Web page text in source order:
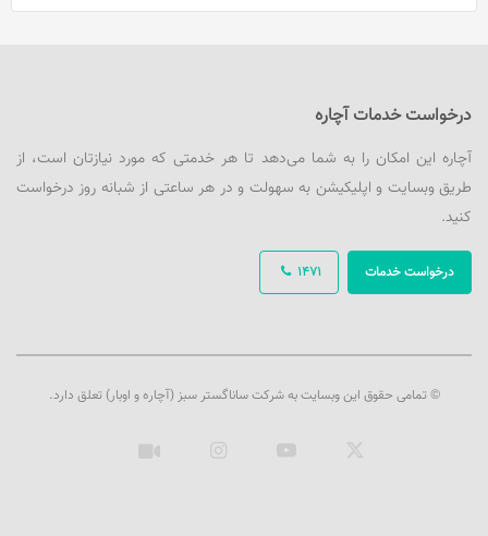
درخواست خدمات آچاره
آچاره این امکان را به شما می‌دهد تا هر خدمتی که مورد نیازتان است، از
طریق وبسایت و اپلیکیشن به سهولت و در هر ساعتی از شبانه روز درخواست
کنید.
1471 درخواست خدمات
© تمامی حقوق این وبسایت به شرکت ساناگستر سبز (آچاره و اوبار) تعلق دارد.
یوتیوب اینستاگرام